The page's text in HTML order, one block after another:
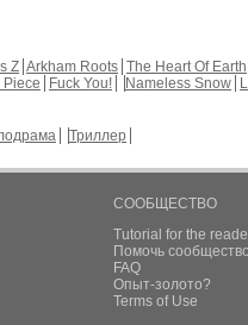
Z Arkham Roots The Heart Of Earth
Piece Fuck You! Nameless Snow
Триллер
СООБЩЕСТВО
Tutorial for the
Помочь
FAQ
Опыт-золото?
Terms of Use